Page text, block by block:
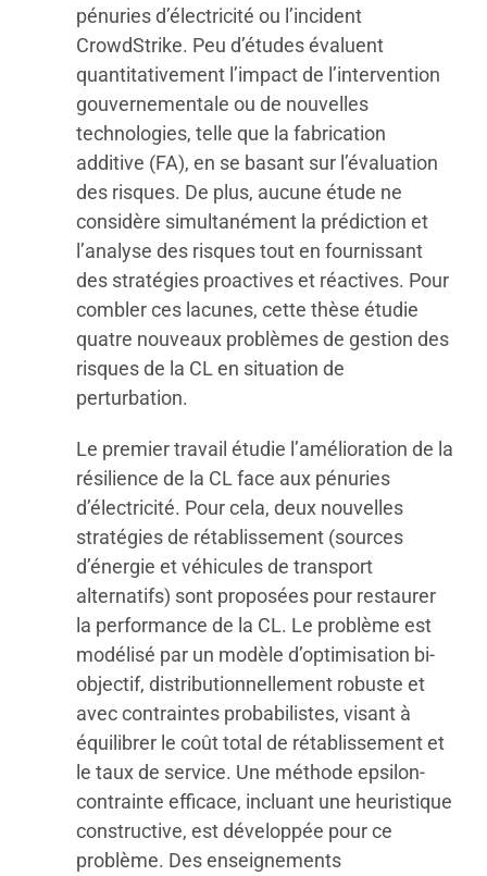
pénuries d’électricité ou l’incident
CrowdStrike. Peu d’études évaluent
quantitativement l’impact de l’intervention
gouvernementale ou de nouvelles
technologies, telle que la fabrication
additive (FA), en se basant sur l’évaluation
des risques. De plus, aucune étude ne
considère simultanément la prédiction et
l’analyse des risques tout en fournissant
des stratégies proactives et réactives. Pour
combler ces lacunes, cette thèse étudie
quatre nouveaux problèmes de gestion des
risques de la CL en situation de
perturbation.
Le premier travail étudie l’amélioration de la
résilience de la CL face aux pénuries
d’électricité. Pour cela, deux nouvelles
stratégies de rétablissement (sources
d’énergie et véhicules de transport
alternatifs) sont proposées pour restaurer
la performance de la CL. Le problème est
modélisé par un modèle d’optimisation bi-
objectif, distributionnellement robuste et
avec contraintes probabilistes, visant à
équilibrer le coût total de rétablissement et
le taux de service. Une méthode epsilon-
contrainte efficace, incluant une heuristique
constructive, est développée pour ce
problème. Des enseignements